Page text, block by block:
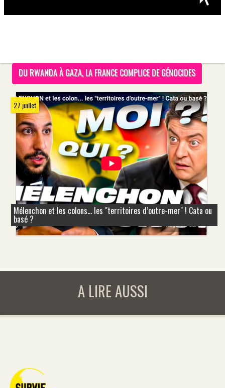
DU RWANDA À GAZA, LA FRANCE COMPLICE DE GÉNOCIDES
27 juillet
Mélenchon et les colons... les "territoires d’outre-mer" ! Cata ou
basé ?
A LIRE AUSSI